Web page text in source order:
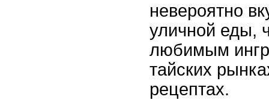
невероятно
уличной еды,
любимым
тайских
рецептах.